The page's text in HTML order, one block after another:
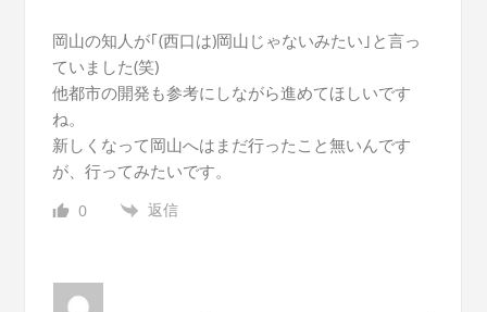
岡山の知人が｢(西口は)岡山じゃないみたい｣と言っ
ていました(笑)
他都市の開発も参考にしながら進めてほしいです
ね。
新しくなって岡山へはまだ行ったこと無いんです
が、行ってみたいです。
0 返信